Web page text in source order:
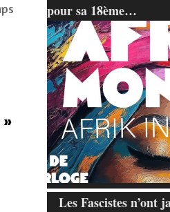
pour sa 18ème…
Les Fascistes n’ont